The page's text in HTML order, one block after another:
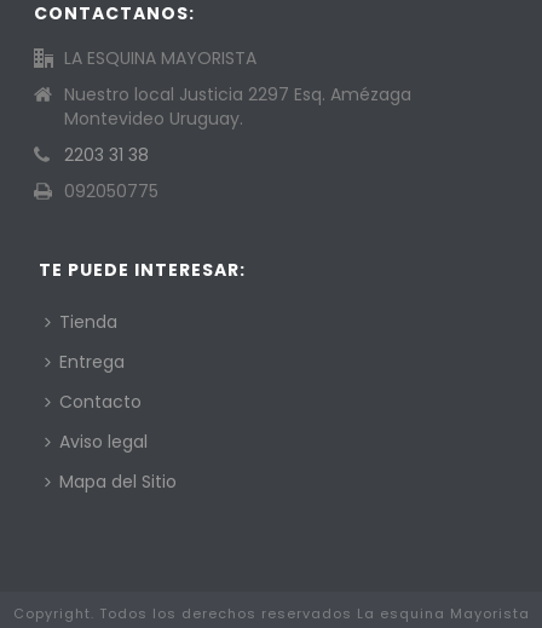
CONTACTANOS:
LA ESQUINA MAYORISTA
Nuestro local Justicia 2297 Esq. Amézaga
Montevideo Uruguay.
2203 31 38
092050775
TE PUEDE INTERESAR:
Tienda
Entrega
Contacto
Aviso legal
Mapa del Sitio
Copyright. Todos los derechos reservados La esquina Mayorista